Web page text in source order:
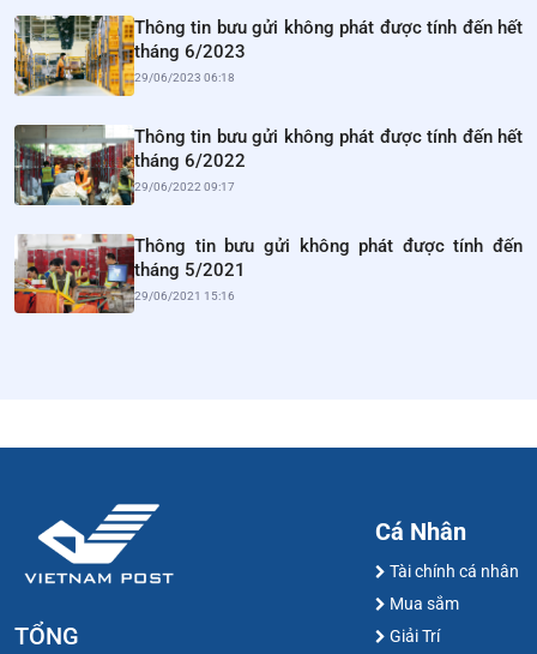
Thông tin bưu gửi không phát được tính đến hết
tháng 6/2023
29/06/2023 06:18
Thông tin bưu gửi không phát được tính đến hết
tháng 6/2022
29/06/2022 09:17
Thông tin bưu gửi không phát được tính đến
tháng 5/2021
29/06/2021 15:16
TỔNG
Cá Nhân
Tài chính cá nhân
Mua sắm
Giải Trí